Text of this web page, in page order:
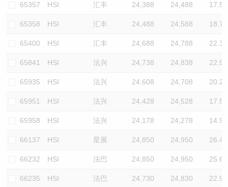
65357 HSI 汇丰 24,388 24,488 17.5
65358 HSI 汇丰 24,488 24,588 18.7
65400 HSI 汇丰 24,688 24,788 22.3
65841 HSI 法兴 24,738 24,838 22.5
65935 HSI 法兴 24,608 24,708 20.2
65951 HSI 法兴 24,428 24,528 17.5
65958 HSI 法兴 24,178 24,278 14.9
66137 HSI 星展 24,850 24,950 26.4
66232 HSI 法巴 24,850 24,950 25.6
66235 HSI 法巴 24,730 24,830 22.9